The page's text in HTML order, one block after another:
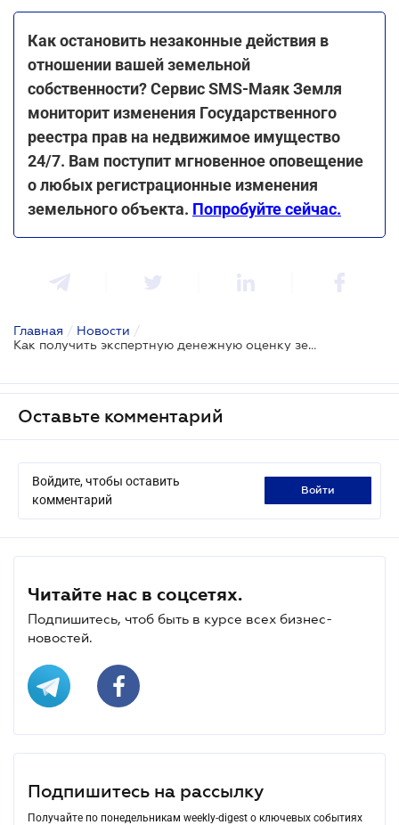
Как остановить незаконные действия в
отношении вашей земельной
собственности? Сервис SMS-Маяк Земля
мониторит изменения Государственного
реестра прав на недвижимое имущество
24/7. Вам поступит мгновенное оповещение
о любых регистрационные изменения
земельного объекта. Попробуйте сейчас.
Главная / Новости /
Как получить экспертную денежную оценку земли
Оставьте комментарий
Войдите, чтобы оставить
комментарий
войти
Читайте нас в соцсетях.
Подпишитесь, чтоб быть в курсе всех бизнес-
новостей.
Подпишитесь на рассылку
Получайте по понедельникам weekly-digest о ключевых событиях